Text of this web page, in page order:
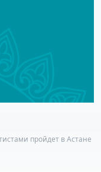
пройдет в Астане